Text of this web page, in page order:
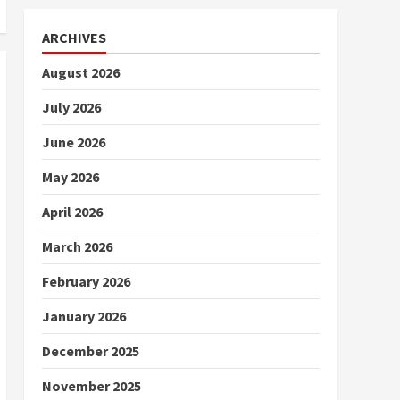
ARCHIVES
August 2026
July 2026
June 2026
May 2026
April 2026
March 2026
February 2026
January 2026
December 2025
November 2025